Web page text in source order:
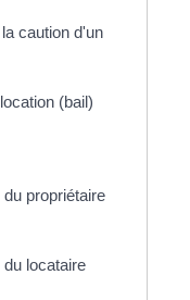
caution d'un
(bail)
propriétaire
locataire